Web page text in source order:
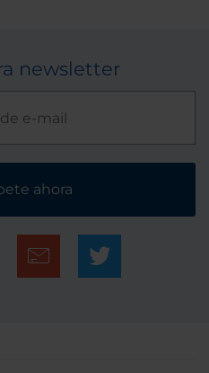
newsletter
ahora